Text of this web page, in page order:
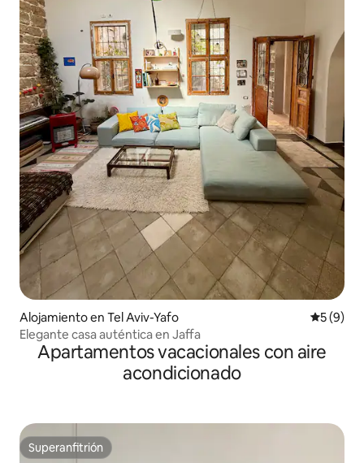
Alojamiento en Tel Aviv-Yafo
5 (9)
Elegante casa auténtica en Jaffa
Apartamentos vacacionales con aire
acondicionado
Superanfitrión
Superanfitrión